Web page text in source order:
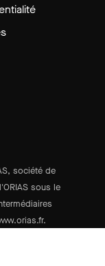
société de
sous le